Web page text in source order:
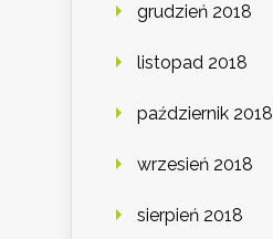
grudzień 2018
listopad 2018
październik 2018
wrzesień 2018
sierpień 2018